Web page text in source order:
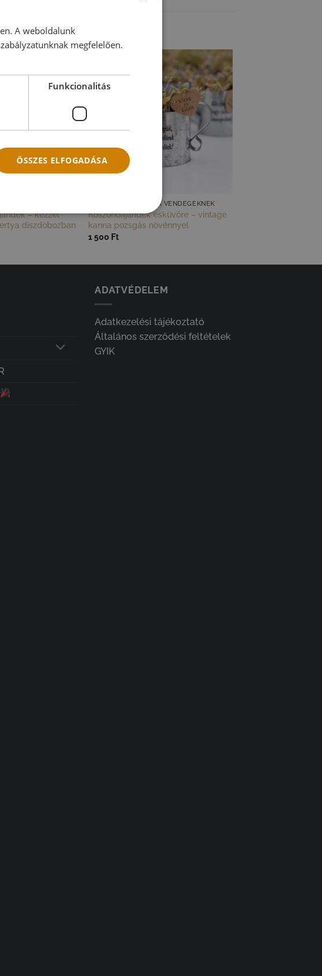
– kézzel
díszdobozban
KÖSZÖNŐAJÁNDÉKOK VENDÉGEKNEK
Köszönőajándék esküvőre – vintage
kanna pozsgás növénnyel
1 500 Ft
ADATVÉDELEM
Adatkezelési tájékoztató
Általános szerződési feltételek
GYIK
A weboldalunk
megfelelően.
Funkcionalitás
ÖSSZES ELFOGADÁSA